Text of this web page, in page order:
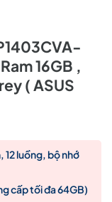
16GB ,
( ASUS
luồng, bộ nhớ
cấp tối đa 64GB)